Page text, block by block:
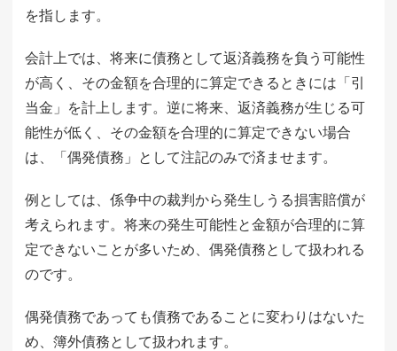
を指します。
会計上では、将来に債務として返済義務を負う可能性
が高く、その金額を合理的に算定できるときには「引
当金」を計上します。逆に将来、返済義務が生じる可
能性が低く、その金額を合理的に算定できない場合
は、「偶発債務」として注記のみで済ませます。
例としては、係争中の裁判から発生しうる損害賠償が
考えられます。将来の発生可能性と金額が合理的に算
定できないことが多いため、偶発債務として扱われる
のです。
偶発債務であっても債務であることに変わりはないた
め、簿外債務として扱われます。